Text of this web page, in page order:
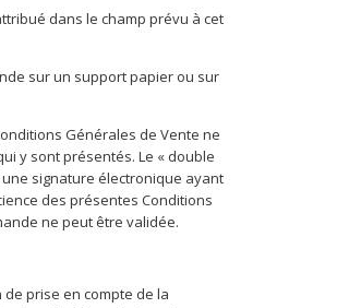
dans le champ prévu à cet
sur un support papier ou sur
Générales de Vente ne
y sont présentés. Le « double
signature électronique ayant
des présentes Conditions
ne peut être validée.
prise en compte de la